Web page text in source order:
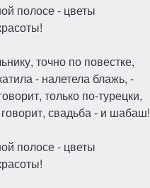
полосе - цветы
точно по повестке,
- налетела блажь, -
только по-турецки,
свадьба - и шабаш!
полосе - цветы